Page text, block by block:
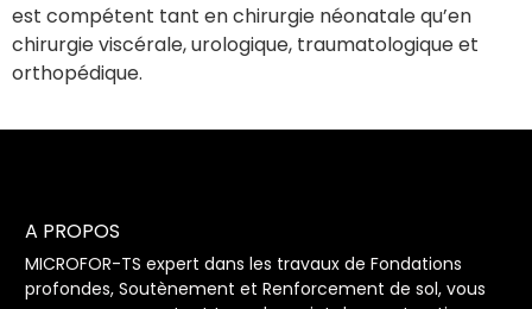
est compétent tant en chirurgie néonatale qu’en
chirurgie viscérale, urologique, traumatologique et
orthopédique.
A PROPOS
MICROFOR-TS expert dans les travaux de Fondations
profondes, Soutènement et Renforcement de sol, vous